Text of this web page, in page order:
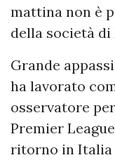
mattina non è
della società di
Grande
ha lavorato
osservatore
Premier
ritorno in Italia